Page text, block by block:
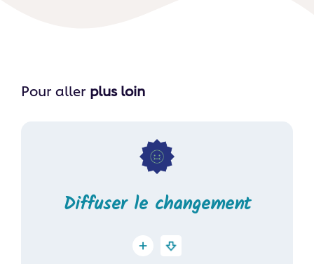
Pour aller plus loin
Diffuser le changement